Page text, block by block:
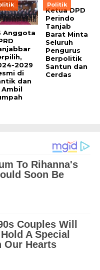
Anggota
2029
di
dan
Ambil
Politik
Ketua DPD
Perindo
Tanjab
Barat Minta
Seluruh
Pengurus
Berpolitik
Santun dan
Cerdas